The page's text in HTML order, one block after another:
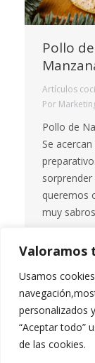
Valoramos
Usamos
personalizados
“Aceptar todo”
de las cookies.
Pollo
Artículos
Por
Pollo de
Se
sorprender
queremos
muy
fiestas.
1